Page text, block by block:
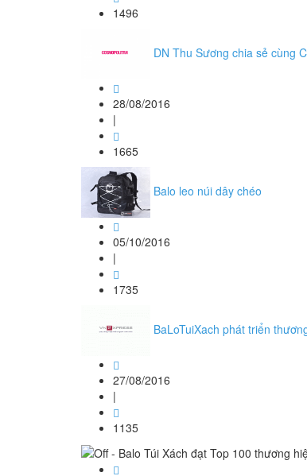
1496
DN Thu Sương chia sẻ cùng
28/08/2016
|
1665
Balo leo núi dây chéo
05/10/2016
|
1735
BaLoTuiXach phát triển
27/08/2016
|
1135